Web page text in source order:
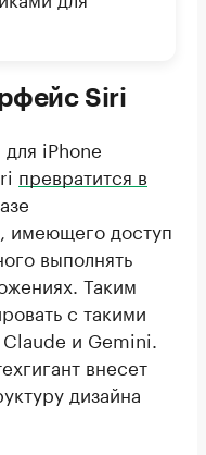
Siri
iPhone
превратится в
имеющего доступ
выполнять
Таким
с такими
и Gemini.
внесет
дизайна